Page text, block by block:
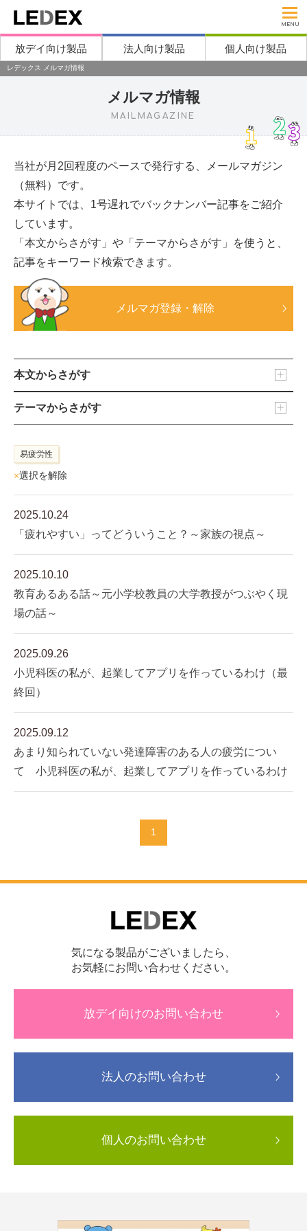
MENU
放デイ向け製品 法人向け製品 個人向け製品
レデックス メルマガ情報
メルマガ情報
MAILMAGAZINE
当社が月2回程度のペースで発行する、メールマガジン
（無料）です。
本サイトでは、1号遅れでバックナンバー記事をご紹介
しています。
「本文からさがす」や「テーマからさがす」を使うと、
記事をキーワード検索できます。
メルマガ登録・解除
本文からさがす
テーマからさがす
易疲労性
×選択を解除
2025.10.24
「疲れやすい」ってどういうこと？～家族の視点～
2025.10.10
教育あるある話～元小学校教員の大学教授がつぶやく現
場の話～
2025.09.26
小児科医の私が、起業してアプリを作っているわけ（最
終回）
2025.09.12
あまり知られていない発達障害のある人の疲労につい
て 小児科医の私が、起業してアプリを作っているわけ
1
気になる製品がございましたら、
お気軽にお問い合わせください。
放デイ向けのお問い合わせ
法人のお問い合わせ
個人のお問い合わせ